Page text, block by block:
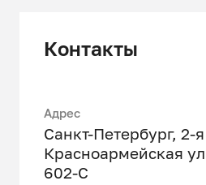
Контакты
Адрес
Санкт-Петербург, 2-я
Красноармейская
602-С